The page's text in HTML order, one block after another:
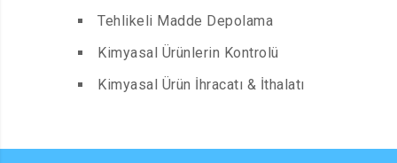
Tehlikeli Madde Depolama
Kimyasal Ürünlerin Kontrolü
Kimyasal Ürün İhracatı & İthalatı